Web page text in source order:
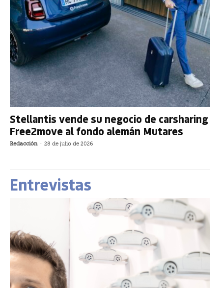
Stellantis vende su negocio de carsharing
Free2move al fondo alemán Mutares
Redacción - 28 de julio de 2026
Entrevistas